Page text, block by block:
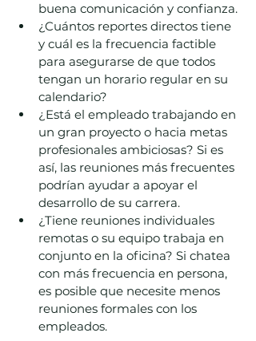
buena comunicación y confianza.
¿Cuántos reportes directos tiene
y cuál es la frecuencia factible
para asegurarse de que todos
tengan un horario regular en su
calendario?
¿Está el empleado trabajando en
un gran proyecto o hacia metas
profesionales ambiciosas? Si es
así, las reuniones más frecuentes
podrían ayudar a apoyar el
desarrollo de su carrera.
¿Tiene reuniones individuales
remotas o su equipo trabaja en
conjunto en la oficina? Si chatea
con más frecuencia en persona,
es posible que necesite menos
reuniones formales con los
empleados.